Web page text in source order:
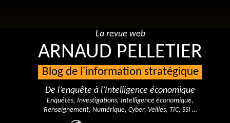
La revue web
ARNAUD PELLETIER
Blog de l'information stratégique
De l’enquête à l’Intelligence économique
Enquêtes, Investigations, Intelligence économique,
Renseignement, Numérique, Cyber, Veilles, TIC, SSI …